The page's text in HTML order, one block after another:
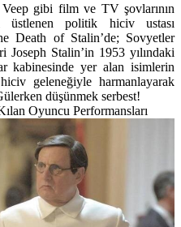
gibi film ve TV şovlarının
üstlenen politik hiciv ustası
Death of Stalin’de; Sovyetler
Stalin’in 1953 yılındaki
kabinesinde yer alan isimlerin
geleneğiyle harmanlayarak
düşünmek serbest!
Oyuncu Performansları